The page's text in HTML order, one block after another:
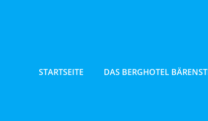
STARTSEITE DAS BERGHOTEL